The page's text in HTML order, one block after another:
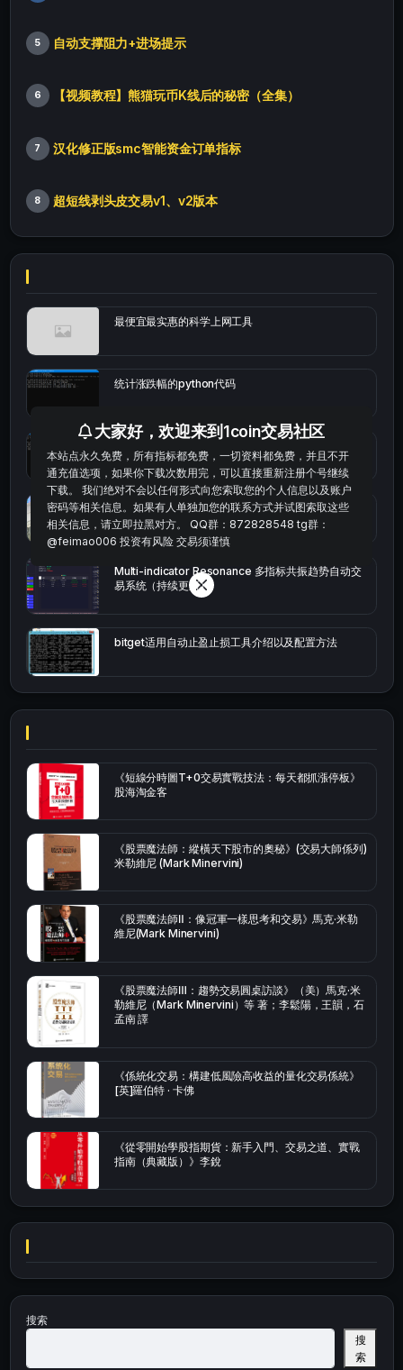
5 自动支撑阻力+进场提示
6 【视频教程】熊猫玩币K线后的秘密（全集）
7 汉化修正版smc智能资金订单指标
8 超短线剥头皮交易v1、v2版本
最便宜最实惠的科学上网工具
统计涨跌幅的python代码
bybit安卓端
Multi-indicator Resonance 多指标共振趋势自动交
易系统（持续更新）
bitget适用自动止盈止损工具介绍以及配置方法
《短線分時圖T+0交易實戰技法：每天都抓漲停板》
股海淘金客
《股票魔法師：縱橫天下股市的奧秘》(交易大師係列)
米勒維尼 (Mark Minervini)
《股票魔法師Ⅱ：像冠軍一樣思考和交易》馬克·米勒
維尼(Mark Minervini)
《股票魔法師Ⅲ：趨勢交易圓桌訪談》（美）馬克·米
勒維尼（Mark Minervini）等 著；李鬆陽，王韻，石
孟南 譯
《係統化交易：構建低風險高收益的量化交易係統》
[英]羅伯特 · 卡佛
《從零開始學股指期貨：新手入門、交易之道、實戰
指南（典藏版）》李銳
搜索
搜
索
大家好，欢迎来到1coin交易社区
本站点永久免费，所有指标都免费，一切资料都免费，并且不开
通充值选项，如果你下载次数用完，可以直接重新注册个号继续
下载。 我们绝对不会以任何形式向您索取您的个人信息以及账户
密码等相关信息。如果有人单独加您的联系方式并试图索取这些
相关信息，请立即拉黑对方。 QQ群：872828548 tg群：
@feimao006 投资有风险 交易须谨慎